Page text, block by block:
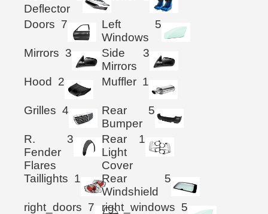
Deflector
Doors 7
Left
Windows
5
Mirrors 3
Side
Mirrors
3
Hood 2 Muffler 1
Grilles 4
Rear
Bumper
5
R.
Fender
Flares
3
Rear
Light
Cover
1
Taillights 1
Rear
Windshield
5
right_doors 7 right_windows 5